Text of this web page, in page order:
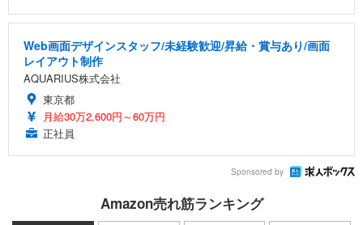
Web画面デザインスタッフ/未経験歓迎/昇給・賞与あり/画面
レイアウト制作
AQUARIUS株式会社
東京都
月給30万2,600円～60万円
正社員
Sponsored by
Amazon売れ筋ランキング